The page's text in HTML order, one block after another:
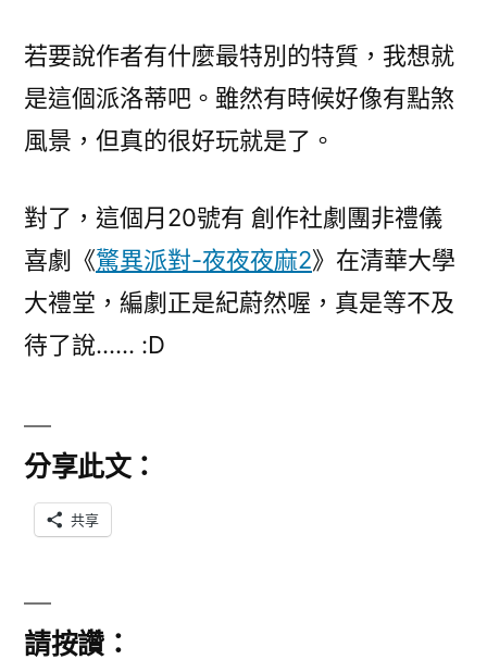
若要說作者有什麼最特別的特質，我想就
是這個派洛蒂吧。雖然有時候好像有點煞
風景，但真的很好玩就是了。
對了，這個月20號有 創作社劇團非禮儀
喜劇《驚異派對-夜夜夜麻2》在清華大學
大禮堂，編劇正是紀蔚然喔，真是等不及
待了說…… :D
分享此文：
共享
請按讚：